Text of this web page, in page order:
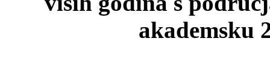
akademsku